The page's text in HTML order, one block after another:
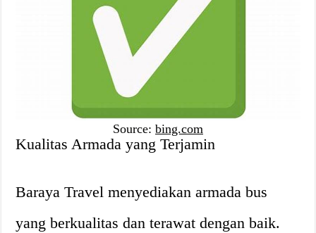
Source: bing.com
Kualitas Armada yang Terjamin
Baraya Travel menyediakan armada bus
yang berkualitas dan terawat dengan baik.